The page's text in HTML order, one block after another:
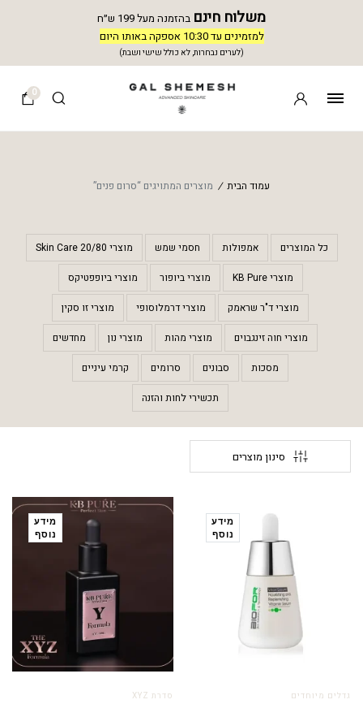
משלוח חינם בהזמנה מעל 199 ש״ח
למזמינים עד 10:30 אספקה באותו היום
(לערים נבחרות, לא כולל שישי ושבת)
0
עמוד הבית / מוצרים המתויגים “סרום פנים”
כל המוצרים אמפולות חסמי שמש מוצרי 20/80 Skin Care
מוצרי KB Pure מוצרי ביופור מוצרי ביופפטיקס
מוצרי ד"ר שראמק מוצרי דרמלוסופי מוצרי זו סקין
מוצרי חוה זינגבוים מוצרי מהות מוצרי נון מחדשים
מסכות סבונים סרומים קרמי עיניים
תכשירי לחות והזנה
סינון מוצרים
מידע
נוסף
גדלים מיוחדים
מידע
נוסף
סדרת XYZ